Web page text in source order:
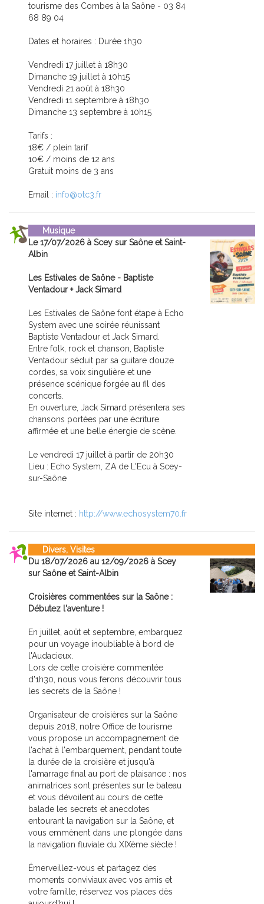
tourisme des Combes à la Saône - 03 84
68 89 04
Dates et horaires : Durée 1h30
Vendredi 17 juillet à 18h30
Dimanche 19 juillet à 10h15
Vendredi 21 août à 18h30
Vendredi 11 septembre à 18h30
Dimanche 13 septembre à 10h15
Tarifs :
18€ / plein tarif
10€ / moins de 12 ans
Gratuit moins de 3 ans
Email : info@otc3.fr
Musique
Le 17/07/2026 à Scey sur Saône et Saint-
Albin
Les Estivales de Saône - Baptiste
Ventadour + Jack Simard
Les Estivales de Saône font étape à Echo
System avec une soirée réunissant
Baptiste Ventadour et Jack Simard.
Entre folk, rock et chanson, Baptiste
Ventadour séduit par sa guitare douze
cordes, sa voix singulière et une
présence scénique forgée au fil des
concerts.
En ouverture, Jack Simard présentera ses
chansons portées par une écriture
affirmée et une belle énergie de scène.
Le vendredi 17 juillet à partir de 20h30
Lieu : Echo System, ZA de L'Ecu à Scey-
sur-Saône
Site internet : http://www.echosystem70.fr
Divers, Visites
Du 18/07/2026 au 12/09/2026 à Scey
sur Saône et Saint-Albin
Croisières commentées sur la Saône :
Débutez l'aventure !
En juillet, août et septembre, embarquez
pour un voyage inoubliable à bord de
l'Audacieux.
Lors de cette croisière commentée
d'1h30, nous vous ferons découvrir tous
les secrets de la Saône !
Organisateur de croisières sur la Saône
depuis 2018, notre Office de tourisme
vous propose un accompagnement de
l'achat à l'embarquement, pendant toute
la durée de la croisière et jusqu'à
l'amarrage final au port de plaisance : nos
animatrices sont présentes sur le bateau
et vous dévoilent au cours de cette
balade les secrets et anecdotes
entourant la navigation sur la Saône, et
vous emmènent dans une plongée dans
la navigation fluviale du XIXème siècle !
Émerveillez-vous et partagez des
moments conviviaux avec vos amis et
votre famille, réservez vos places dès